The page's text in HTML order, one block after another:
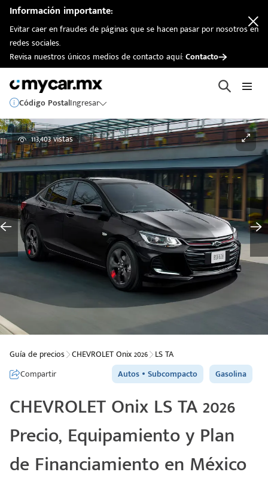
Información importante:
Evitar caer en fraudes de páginas que se hacen pasar por nosotros en
redes sociales.
Revisa nuestros únicos medios de contacto aquí:Contacto
Código PostalIngresar
113,403 vistas
Guía de precios CHEVROLET Onix 2026 LS TA
Compartir
Autos Subcompacto Gasolina
CHEVROLET Onix LS TA 2026
Precio, Equipamiento y Plan
de Financiamiento en México